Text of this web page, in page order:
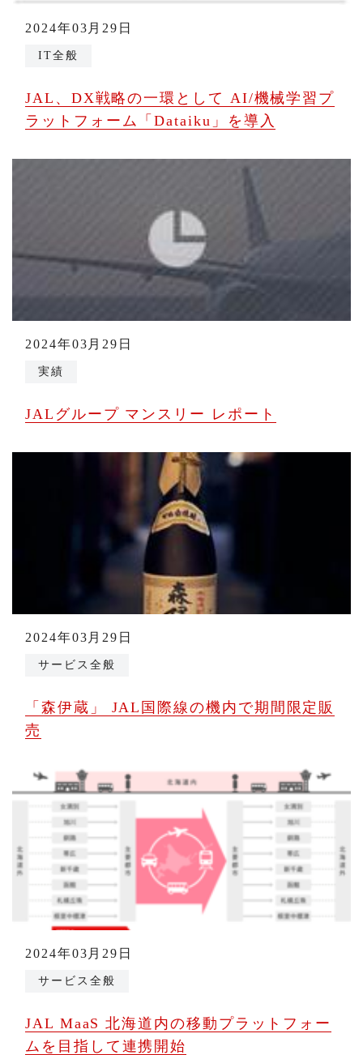
2024年03月29日
IT全般
JAL、DX戦略の一環として AI/機械学習プ
ラットフォーム「Dataiku」を導入
2024年03月29日
実績
JALグループ マンスリー レポート
2024年03月29日
サービス全般
「森伊蔵」 JAL国際線の機内で期間限定販
売
2024年03月29日
サービス全般
JAL MaaS 北海道内の移動プラットフォー
ムを目指して連携開始